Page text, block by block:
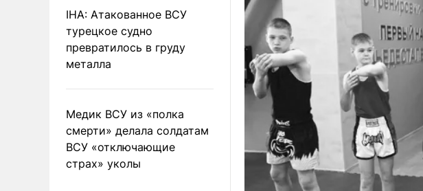
IHA: Атакованное ВСУ
турецкое судно
превратилось в груду
металла
Медик ВСУ из «полка
смерти» делала солдатам
ВСУ «отключающие
страх» уколы